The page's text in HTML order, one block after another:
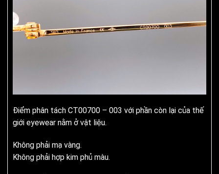
Điểm phân tách CT00700 – 003 với phần còn lại của thế
giới eyewear nằm ở vật liệu.
Không phải mạ vàng.
Không phải hợp kim phủ màu.